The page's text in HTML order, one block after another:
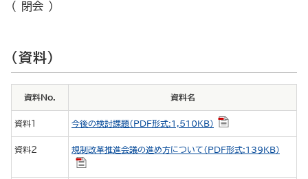
（ 閉会 ）
（資料）
資料No. 資料名
資料１ 今後の検討課題（PDF形式:1,510KB）
資料２ 規制改革推進会議の進め方について（PDF形式:139KB）